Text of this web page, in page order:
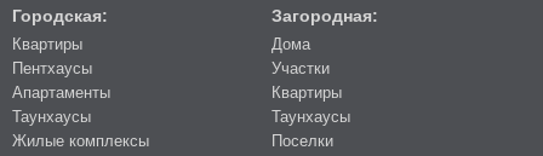
Городская:
Квартиры
Пентхаусы
Апартаменты
Таунхаусы
Жилые комплексы
Загородная:
Дома
Участки
Квартиры
Таунхаусы
Поселки